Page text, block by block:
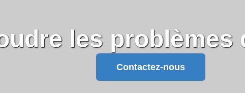
les problèmes
Contactez-nous